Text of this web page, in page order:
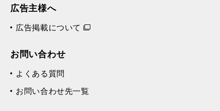
広告主様へ
広告掲載について
お問い合わせ
よくある質問
お問い合わせ先一覧